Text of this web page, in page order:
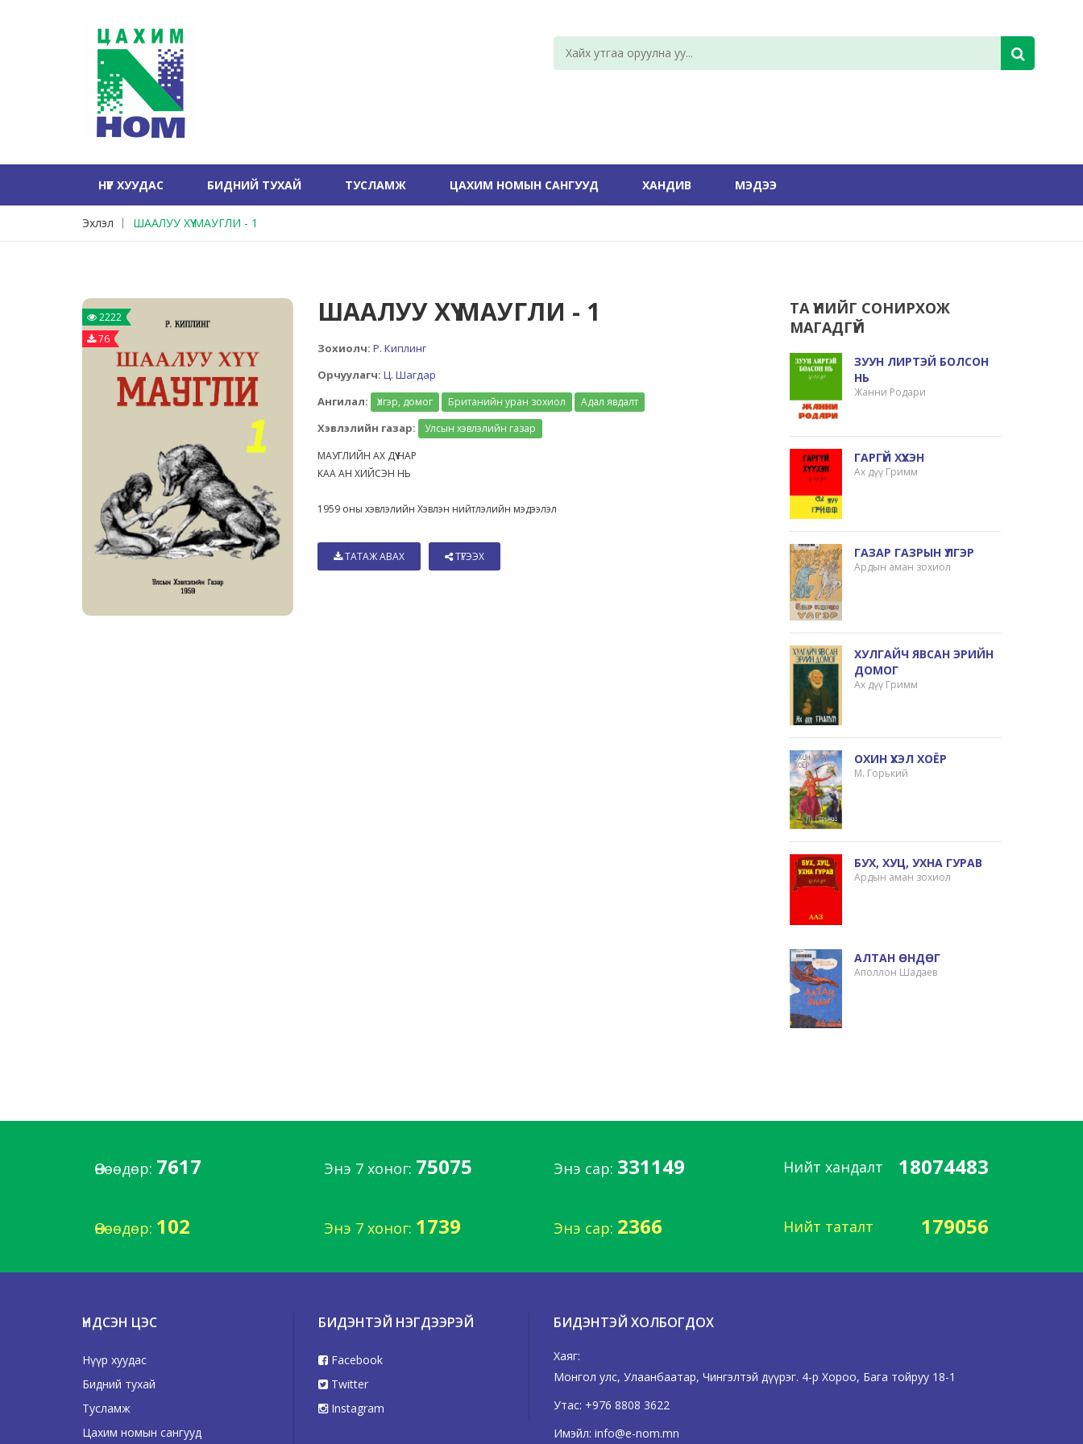
НҮҮР ХУУДАС БИДНИЙ ТУХАЙ ТУСЛАМЖ ЦАХИМ НОМЫН САНГУУД ХАНДИВ МЭДЭЭ
Эхлэл ШААЛУУ ХҮҮ МАУГЛИ - 1
2222
76
ШААЛУУ ХҮҮ МАУГЛИ - 1
Зохиолч: Р. Киплинг
Орчуулагч: Ц. Шагдар
Ангилал:
Үлгэр, домог Британийн уран зохиол Адал явдалт
Хэвлэлийн газар:
Улсын хэвлэлийн газар
МАУГЛИЙН АХ ДҮҮ НАР
КАА АН ХИЙСЭН НЬ
1959 оны хэвлэлийн Хэвлэн нийтлэлийн мэдээлэл
ТАТАЖ АВАХ ТҮГЭЭХ
ТА ҮҮНИЙГ СОНИРХОЖ
МАГАДГҮЙ
ЗУУН ЛИРТЭЙ БОЛСОН
НЬ
Жанни Родари
ГАРГҮЙ ХҮҮХЭН
Ах дүү Гримм
ГАЗАР ГАЗРЫН ҮЛГЭР
Ардын аман зохиол
ХУЛГАЙЧ ЯВСАН ЭРИЙН
ДОМОГ
Ах дүү Гримм
ОХИН ҮХЭЛ ХОЁР
М. Горький
БУХ, ХУЦ, УХНА ГУРАВ
Ардын аман зохиол
АЛТАН ӨНДӨГ
Аполлон Шадаев
Өнөөдөр: 7617 Энэ 7 хоног: 75075 Энэ сар: 331149 Нийт хандалт 18074483
Өнөөдөр: 102 Энэ 7 хоног: 1739 Энэ сар: 2366 Нийт таталт 179056
ҮНДСЭН ЦЭС
Нүүр хуудас
Бидний тухай
Тусламж
Цахим номын сангууд
БИДЭНТЭЙ НЭГДЭЭРЭЙ
Facebook
Twitter
Instagram
БИДЭНТЭЙ ХОЛБОГДОХ
Хаяг:
Монгол улс, Улаанбаатар, Чингэлтэй дүүрэг. 4-р Хороо, Бага тойруу 18-1
Утас: +976 8808 3622
Имэйл: info@e-nom.mn